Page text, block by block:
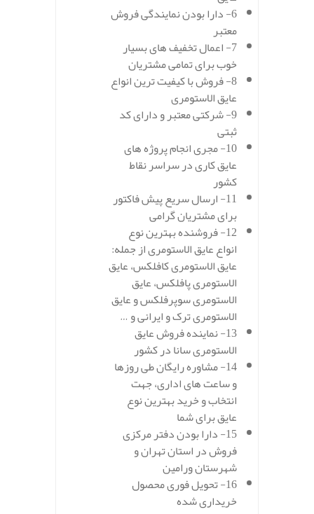
6- دارا بودن نمایندگی فروش
معتبر
7- اعمال تخفیف های بسیار
خوب برای تمامی مشتریان
8- فروش با کیفیت ترین انواع
عایق الاستومری
9- شرکتی معتبر و دارای کد
ثبتی
10- مجری انجام پروژه های
عایق کاری در سراسر نقاط
کشور
11- ارسال سریع پیش فاکتور
برای مشتریان گرامی
12- فروشنده بهترین نوع
انواع عایق الاستومری از جمله:
عایق الاستومری کافلکس، عایق
الاستومری پافلکس، عایق
الاستومری سوپرفلکس و عایق
الاستومری ترک و ایرانی و …
13- نماینده فروش عایق
الاستومری سانا در کشور
14- مشاوره رایگان طی روزها
و ساعت های اداری، جهت
انتخاب و خرید بهترین نوع
عایق برای شما
15- دارا بودن دفتر مرکزی
فروش در استان تهران و
شهرستان ورامین
16- تحویل فوری محصول
خریداری شده